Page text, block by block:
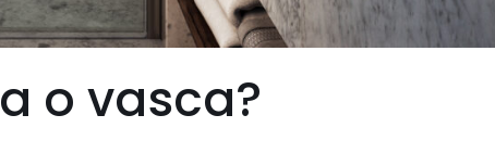
o vasca?